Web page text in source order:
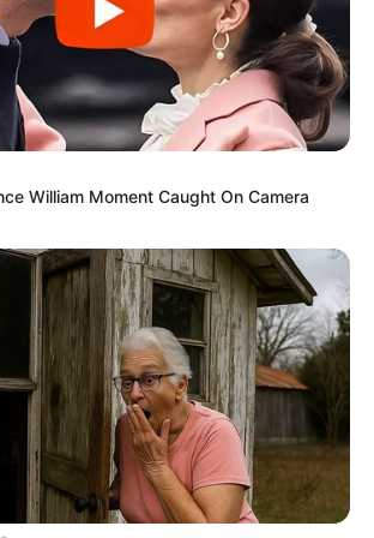
William Moment Caught On Camera